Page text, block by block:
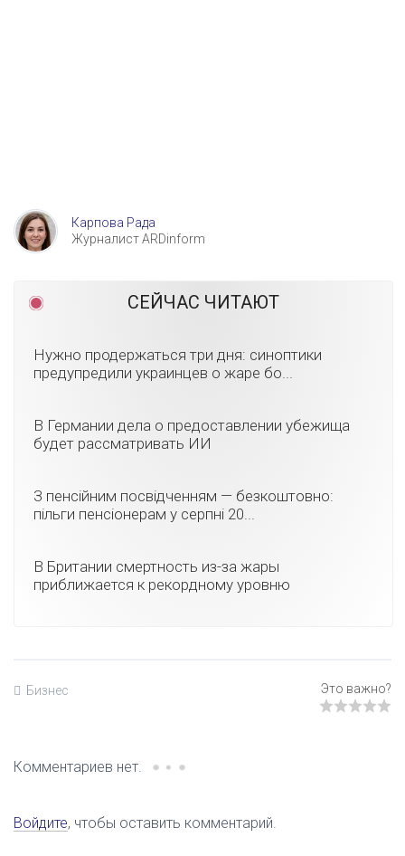
Карпова Рада
Журналист ARDinform
СЕЙЧАС ЧИТАЮТ
Нужно продержаться три дня: синоптики
предупредили украинцев о жаре бо...
В Германии дела о предоставлении убежища
будет рассматривать ИИ
З пенсійним посвідченням — безкоштовно:
пільги пенсіонерам у серпні 20...
В Британии смертность из-за жары
приближается к рекордному уровню
Бизнес
Комментариев нет.
Войдите, чтобы оставить комментарий.